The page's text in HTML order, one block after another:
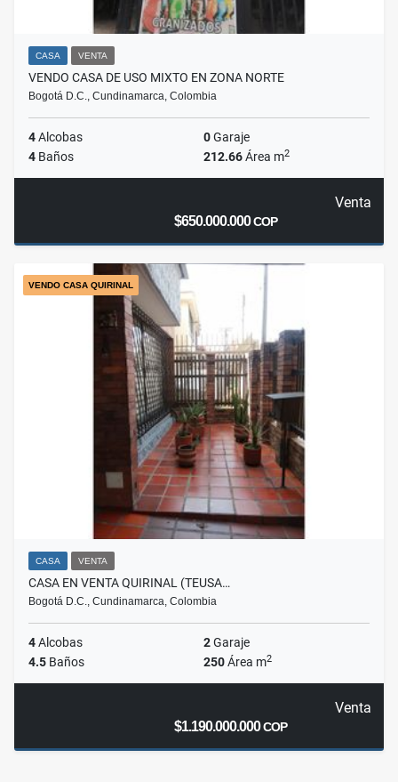
CASA VENTA
VENDO CASA DE USO MIXTO EN ZONA NORTE
Bogotá D.C., Cundinamarca, Colombia
4Alcobas 0Garaje
4 Baños 212.66Área m2
Venta
$650.000.000COP
VENDO CASA QUIRINAL
CASA VENTA
CASA EN VENTA QUIRINAL (TEUSA…
Bogotá D.C., Cundinamarca, Colombia
4Alcobas 2Garaje
4.5 Baños 250Área m2
Venta
$1.190.000.000COP